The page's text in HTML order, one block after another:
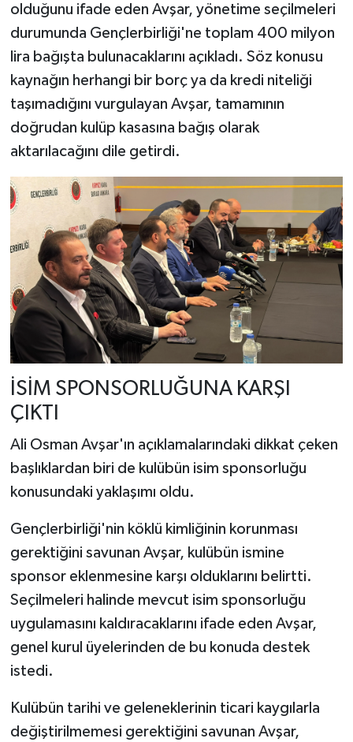
olduğunu ifade eden Avşar, yönetime seçilmeleri
durumunda Gençlerbirliği'ne toplam 400 milyon
lira bağışta bulunacaklarını açıkladı. Söz konusu
kaynağın herhangi bir borç ya da kredi niteliği
taşımadığını vurgulayan Avşar, tamamının
doğrudan kulüp kasasına bağış olarak
aktarılacağını dile getirdi.
İSİM SPONSORLUĞUNA KARŞI
ÇIKTI
Ali Osman Avşar'ın açıklamalarındaki dikkat çeken
başlıklardan biri de kulübün isim sponsorluğu
konusundaki yaklaşımı oldu.
Gençlerbirliği'nin köklü kimliğinin korunması
gerektiğini savunan Avşar, kulübün ismine
sponsor eklenmesine karşı olduklarını belirtti.
Seçilmeleri halinde mevcut isim sponsorluğu
uygulamasını kaldıracaklarını ifade eden Avşar,
genel kurul üyelerinden de bu konuda destek
istedi.
Kulübün tarihi ve geleneklerinin ticari kaygılarla
değiştirilmemesi gerektiğini savunan Avşar,